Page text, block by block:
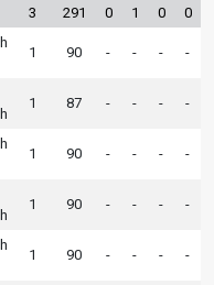
3 291 0 1 0 0
1 90 - - - -
1 87 - - - -
1 90 - - - -
1 90 - - - -
1 90 - - - -